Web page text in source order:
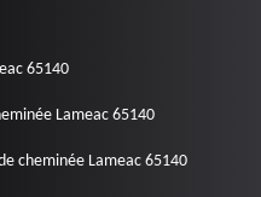
65140
Lameac 65140
cheminée Lameac 65140